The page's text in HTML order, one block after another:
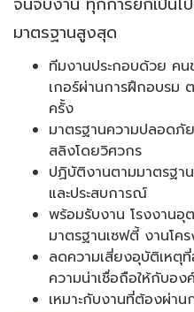
มาตรฐานสูงสุด
ทีมงานประกอบด้วย ค
เกอร์ผ่านการฝึกอบรม
ครั้ง
มาตรฐานความปลอดภั
สลิงโดยวิศวกร
ปฏิบัติงานตามมาตรฐา
และประสบการณ์
พร้อมรับงาน โรงงาน
มาตรฐานเซฟตี้ งานโค
ลดความเสี่ยงอุบัติเหตุ
ความน่าเชื่อถือให้กับอ
เหมาะกับงานที่ต้องผ่า